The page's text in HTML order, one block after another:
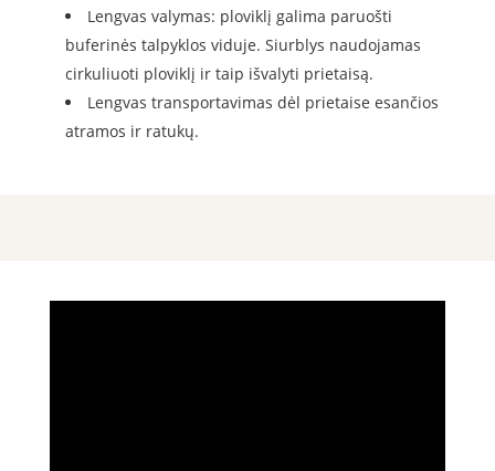
Lengvas valymas: ploviklį galima paruošti
buferinės talpyklos viduje. Siurblys naudojamas
cirkuliuoti ploviklį ir taip išvalyti prietaisą.
Lengvas transportavimas dėl prietaise esančios
atramos ir ratukų.